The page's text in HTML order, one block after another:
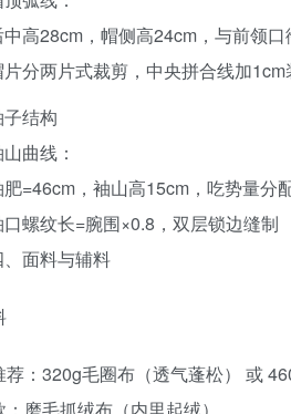
中高28cm，帽侧高24cm，与前领口
分两片式裁剪，中央拼合线加
结构
曲线‌：
=46cm，袖山高15cm，吃势量分
螺纹长=腕围×0.8，双层锁边缝制
、面料与辅料
荐：320g毛圈布（透气蓬松） 或